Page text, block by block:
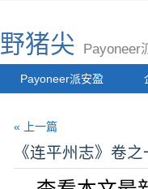
野猪尖 Payoneer
Payoneer派安盈
« 上一篇
《连平州志》卷